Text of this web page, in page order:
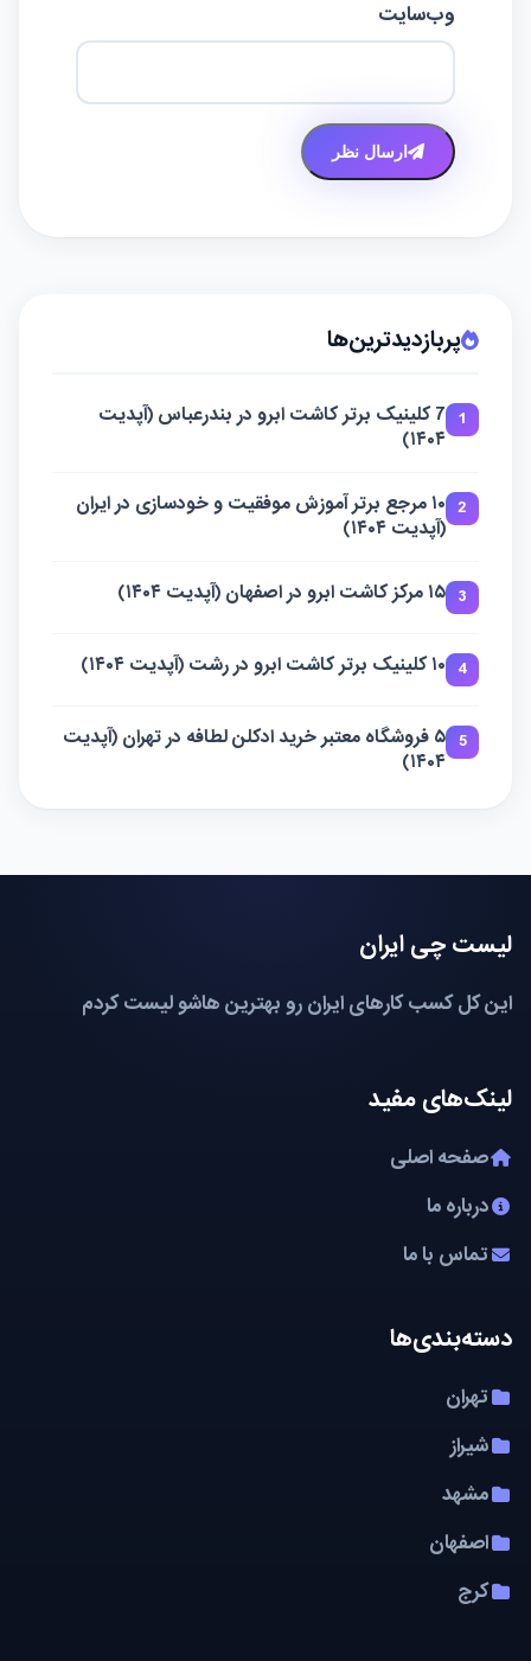
وب‌سایت
ارسال نظر
پربازدیدترین‌ها
1
7 کلینیک برتر کاشت ابرو در بندرعباس (آپدیت
۱۴۰۴)
2
۱۰ مرجع برتر آموزش موفقیت و خودسازی در ایران
(آپدیت ۱۴۰۴)
3 ۱۵ مرکز کاشت ابرو در اصفهان (آپدیت ۱۴۰۴)
4 ۱۰ کلینیک برتر کاشت ابرو در رشت (آپدیت ۱۴۰۴)
5
۵ فروشگاه معتبر خرید ادکلن لطافه در تهران (آپدیت
۱۴۰۴)
لیست چی ایران
این کل کسب کارهای ایران رو بهترین هاشو لیست کردم
لینک‌های مفید
صفحه اصلی
درباره ما
تماس با ما
دسته‌بندی‌ها
تهران
شیراز
مشهد
اصفهان
کرج